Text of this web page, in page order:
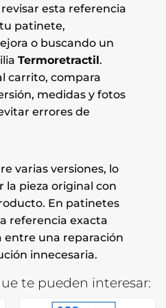
esta referencia
patinete,
o buscando un
Termoretractil.
carrito, compara
medidas y fotos
errores de
varias versiones, lo
la pieza original con
En patinetes
referencia exacta
entre una reparación
innecesaria.
te pueden interesar: